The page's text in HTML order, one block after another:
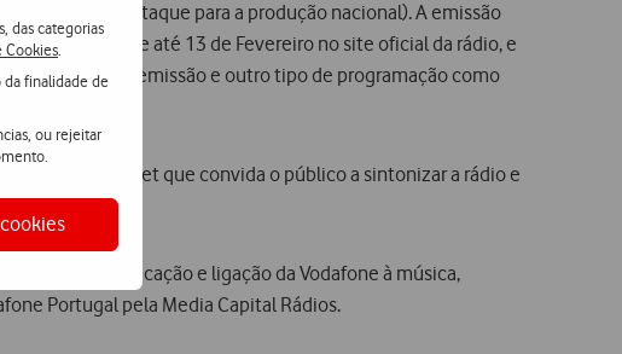
das categorias
Cookies
da finalidade de
ou rejeitar
(com destaque para a produção nacional). A emissão
que decorre até 13 de Fevereiro no site oficial da rádio, e
em directo na emissão e outro tipo de programação como
e de Internet que convida o público a sintonizar a rádio e
de comunicação e ligação da Vodafone à música,
Portugal pela Media Capital Rádios.